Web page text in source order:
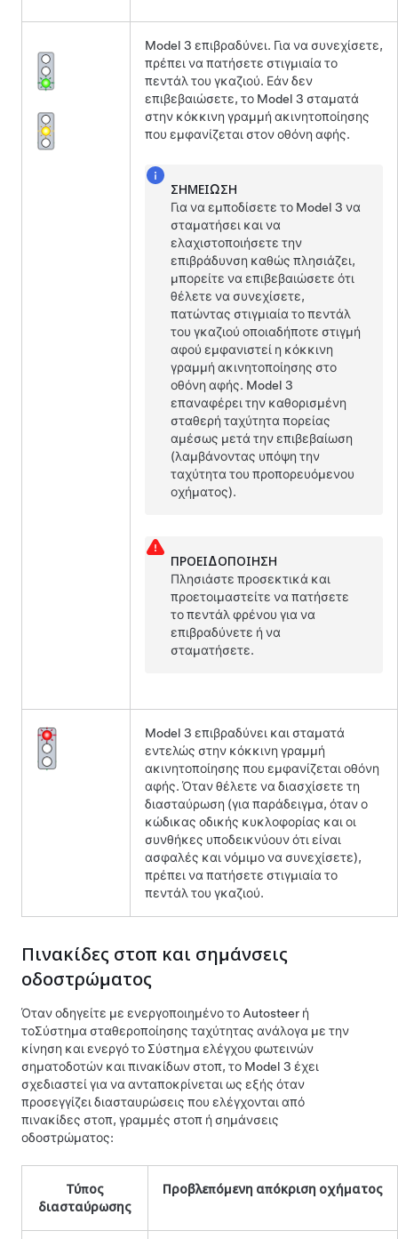
Model 3 επιβραδύνει. Για να συνεχίσετε,
πρέπει να πατήσετε στιγμιαία το
πεντάλ του γκαζιού. Εάν δεν
επιβεβαιώσετε, το Model 3 σταματά
στην κόκκινη γραμμή ακινητοποίησης
που εμφανίζεται στονοθόνη αφής.
ΣΗΜΕΊΩΣΗ
Για να εμποδίσετε το Model 3 να
σταματήσει και να
ελαχιστοποιήσετε την
επιβράδυνση καθώς πλησιάζει,
μπορείτε να επιβεβαιώσετε ότι
θέλετε να συνεχίσετε,
πατώντας στιγμιαία το πεντάλ
του γκαζιού οποιαδήποτε στιγμή
αφού εμφανιστεί η κόκκινη
γραμμή ακινητοποίησης στο
οθόνη αφής. Model 3
επαναφέρει την καθορισμένη
σταθερή ταχύτητα πορείας
αμέσως μετά την επιβεβαίωση
(λαμβάνοντας υπόψη την
ταχύτητα του προπορευόμενου
οχήματος).
ΠΡΟΕΙΔΟΠΟΊΗΣΗ
Πλησιάστε προσεκτικά και
προετοιμαστείτε να πατήσετε
το πεντάλ φρένου για να
επιβραδύνετε ή να
σταματήσετε.
Model 3 επιβραδύνει και σταματά
εντελώς στην κόκκινη γραμμή
ακινητοποίησης που εμφανίζεται οθόνη
αφής. Όταν θέλετε να διασχίσετε τη
διασταύρωση (για παράδειγμα, όταν ο
κώδικας οδικής κυκλοφορίας και οι
συνθήκες υποδεικνύουν ότι είναι
ασφαλές και νόμιμο να συνεχίσετε),
πρέπει να πατήσετε στιγμιαία το
πεντάλ του γκαζιού.
Πινακίδες στοπ και σημάνσεις
οδοστρώματος
Όταν οδηγείτε με ενεργοποιημένο το Autosteer ή
τοΣύστημα σταθεροποίησης ταχύτητας ανάλογα με την
κίνηση και ενεργό το Σύστημα ελέγχου φωτεινών
σηματοδοτών και πινακίδων στοπ, το Model 3 έχει
σχεδιαστεί για να ανταποκρίνεται ως εξής όταν
προσεγγίζει διασταυρώσεις που ελέγχονται από
πινακίδες στοπ, γραμμές στοπ ή σημάνσεις
οδοστρώματος:
Τύπος
διασταύρωσης
Προβλεπόμενη απόκριση οχήματος